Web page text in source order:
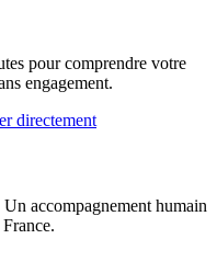
pour comprendre votre
engagement.
directement
accompagnement humain